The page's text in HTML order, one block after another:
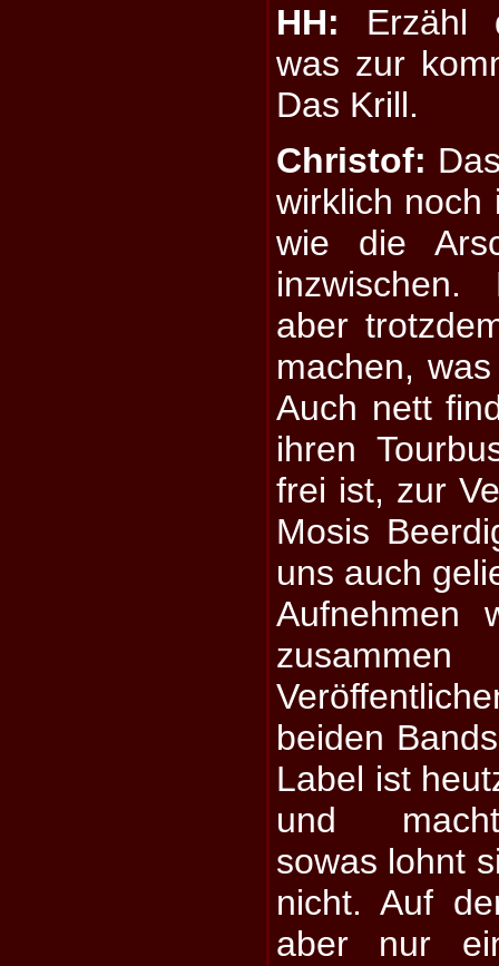
HH: Erzähl
was zur
Das Krill.
Christof:
wirklich noch
wie die
aber
machen,
Auch nett
ihren
frei ist, zur
Mosis
uns auch
Aufnehmen
beiden
Label ist
und
sowas lohnt
nicht. Auf
aber nur